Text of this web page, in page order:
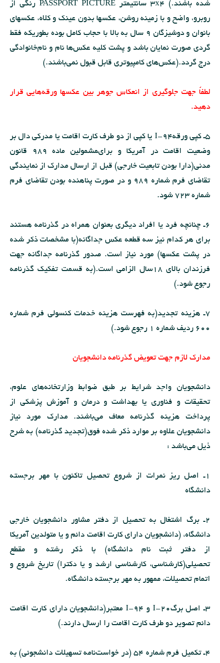
شده باشند.) 3x4 سانتیمتر PASSPORT PICTURE رنگی از
روبرو، واضح و با زمینه روشن، عكسها بدون عینك و كلاه، عكسهاى
بانوان و دوشیزگان 9 سال به‌ بالا با حجاب كامل بوده بطوریكه فقط
گردى صورت نمایان باشد و پشت كلیه عكس‌ها نام و نام‌خانوادگی
درج گردد.(عكس‌هاى كامپیوترى قابل قبول نمی‌باشند.)
لطفاً جهت جلوگیرى از انعكاس جوهر بین عكسها ورقه‌هایى قرار
دهید.
5ـ كپى ورقهI-94 یا كپى از دو طرف كارت اقامت یا مدركی دال بر
وضعیت اقامت در آمریكا و براىمشمولین ماده 989 قانون
مدنى(دارا بودن تابعیت خارجى) قبل از ارسال مدارك از نمایندگى
تقاضاى فرم شماره 989 و در صورت پناهنده بودن تقاضاى فرم
شماره 723 شود.
6ـ چنانچه فرد یا افراد دیگرى بعنوان همراه در گذرنامه هستند
براى هر كدام نیز سه قطعه عكس جداگانه(با مشخصات ذكر شده
در پشت عكسها) مورد نیاز است. صدور گذرنامه جداگانه جهت
فرزندان بالاى 18سال الزامى است.(به قسمت تفكیك گذرنامه
رجوع شود.)
7ـ هزینه تجدید(به فهرست هزینه خدمات كنسولى فرم شماره
600 ردیف شماره 1 رجوع شود.)
مدارك لازم جهت تعویض گذرنامه دانشجویان
دانشجویان واجد شرایط بر طبق ضوابط وزارتخانه‌هاى علوم،
تحقیقات و فناورى یا بهداشت و درمان و آموزش پزشكى از
پرداخت هزینه گذرنامه معاف مى‌باشند. مدارك مورد نیاز
دانشجویان علاوه بر موارد ذكر شده فوق(تجدید گذرنامه) به شرح
ذیل مى‌باشد :
1ـ اصل ریز نمرات از شروع تحصیل تاكنون با مهر برجسته
دانشگاه
2ـ برگ اشتغال به تحصیل از دفتر مشاور دانشجویان خارجى
دانشگاه، (دانشجویان داراى كارت اقامت دائم و یا متولدین آمریكا
از دفتر ثبت نام دانشگاه) با ذكر رشته و مقطع
تحصیلی(كارشناسى، كارشناسى ارشد و یا دكترا) تاریخ شروع و
اتمام تحصیلات، ممهور به مهر برجسته دانشگاه.
3ـ اصل برگI-20 و I-94 معتبر(دانشجویان داراى كارت اقامت
دائم تصویر دو طرف كارت اقامت را ارسال دارند.)
4ـ تكمیل فرم شماره 54 (در خواست‌نامه تسهیلات دانشجوئى) به